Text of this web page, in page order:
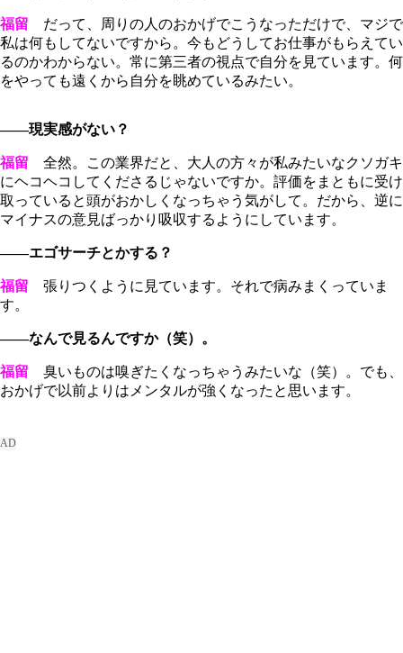
福留 だって、周りの人のおかげでこうなっただけで、マジで
私は何もしてないですから。今もどうしてお仕事がもらえてい
るのかわからない。常に第三者の視点で自分を見ています。何
をやっても遠くから自分を眺めているみたい。
――現実感がない？
福留 全然。この業界だと、大人の方々が私みたいなクソガキ
にヘコヘコしてくださるじゃないですか。評価をまともに受け
取っていると頭がおかしくなっちゃう気がして。だから、逆に
マイナスの意見ばっかり吸収するようにしています。
――エゴサーチとかする？
福留 張りつくように見ています。それで病みまくっていま
す。
――なんで見るんですか（笑）。
福留 臭いものは嗅ぎたくなっちゃうみたいな（笑）。でも、
おかげで以前よりはメンタルが強くなったと思います。